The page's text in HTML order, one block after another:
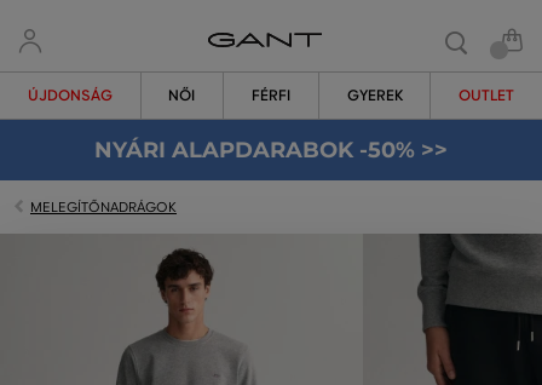
ÚJDONSÁG NŐI FÉRFI GYEREK OUTLET
NYÁRI ALAPDARABOK -50% >>
MELEGÍTŐNADRÁGOK